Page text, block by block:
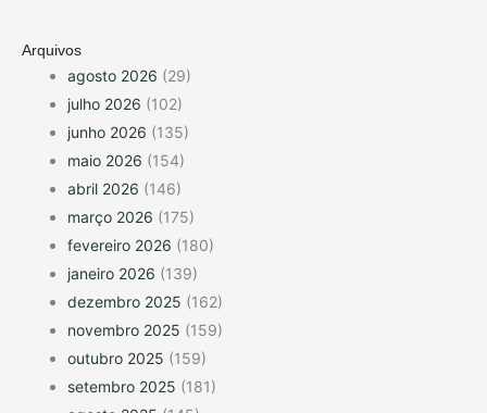
Arquivos
agosto 2026 (29)
julho 2026 (102)
junho 2026 (135)
maio 2026 (154)
abril 2026 (146)
março 2026 (175)
fevereiro 2026 (180)
janeiro 2026 (139)
dezembro 2025 (162)
novembro 2025 (159)
outubro 2025 (159)
setembro 2025 (181)